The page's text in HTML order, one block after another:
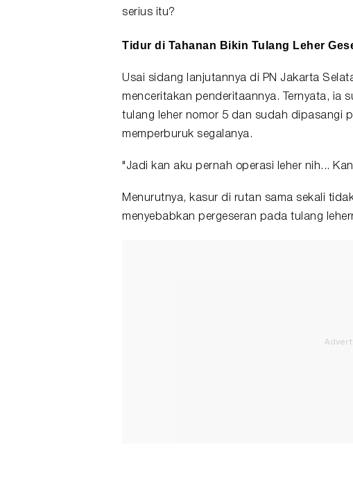
serius itu?
Tidur di Tahanan Bikin Tulang Leher
Usai sidang lanjutannya di PN Jakarta
menceritakan penderitaannya. Ternyata, ia
tulang leher nomor 5 dan sudah dipasangi
memperburuk segalanya.
"Jadi kan aku pernah operasi leher nih...
Menurutnya, kasur di rutan sama sekali
menyebabkan pergeseran pada tulang